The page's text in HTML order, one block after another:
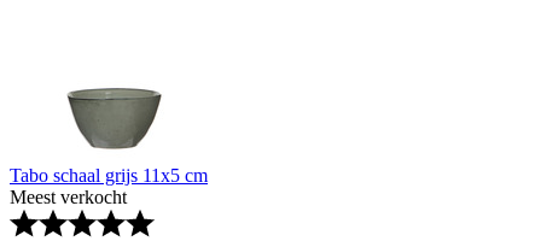
Tabo schaal grijs 11x5 cm
Meest verkocht